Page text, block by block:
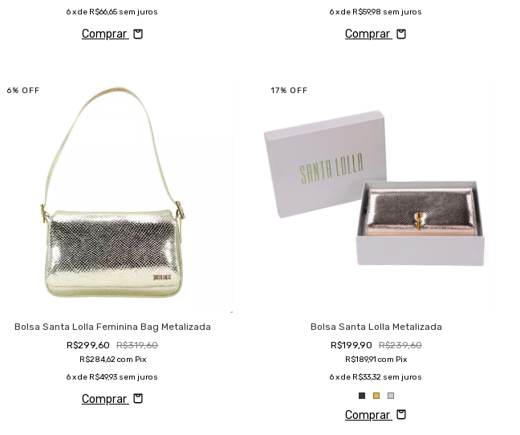
6x de R$66,65 sem juros
Comprar
6x de R$59,98 sem juros
Comprar
6% OFF
Bolsa Santa Lolla Feminina Bag Metalizada
R$299,60
R$319,60
R$284,62com Pix
6x de R$49,93 sem juros
Comprar
17% OFF
Bolsa Santa Lolla Metalizada
R$199,90
R$239,60
R$189,91com Pix
6x de R$33,32 sem juros
Comprar